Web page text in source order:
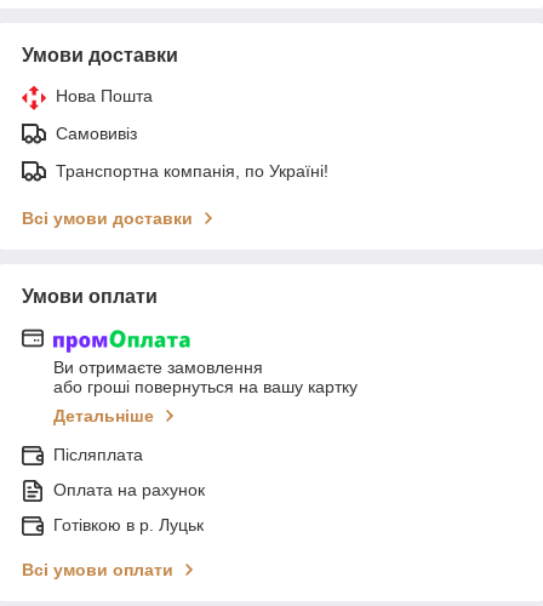
Умови доставки
Нова Пошта
Самовивіз
Транспортна компанія, по Україні!
Всі умови доставки
Умови оплати
Ви отримаєте замовлення
або гроші повернуться на вашу картку
Детальніше
Післяплата
Оплата на рахунок
Готівкою в р. Луцьк
Всі умови оплати